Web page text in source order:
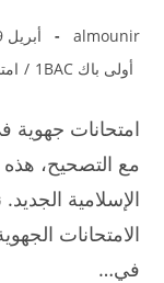
Post
author:
almounir
Post
أبريل 9, 2018
Post
أولى باك 1BAC /
امتحانات جهوية
مع التصحيح، هذه
الإسلامية
في…